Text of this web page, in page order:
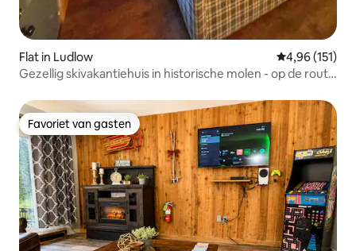
Flat in Ludlow Gemiddelde
4,96 (151)
Gezellig skivakantiehuis in historische molen - op de route
Favoriet van gasten
Favoriet van gasten